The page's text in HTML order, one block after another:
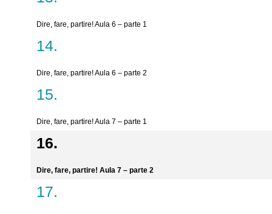
Dire, fare, partire! Aula 6 – parte 1
Dire, fare, partire! Aula 6 – parte 2
Dire, fare, partire! Aula 7 – parte 1
Dire, fare, partire! Aula 7 – parte 2